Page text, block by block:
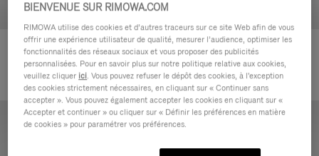
Groove - Cuir Pochette zippée
420,00 €
Groove - Cuir Pochette zippée
420,00 €
Nouveauté
BIENVENUE SUR RIMOWA.COM
RIMOWA utilise des cookies et d’autres traceurs sur ce site Web afin de vous
offrir une expérience utilisateur de qualité, mesurer l’audience, optimiser les
fonctionnalités des réseaux sociaux et vous proposer des publicités
personnalisées. Pour en savoir plus sur notre politique relative aux cookies,
veuillez cliquer ici. Vous pouvez refuser le dépôt des cookies, à l'exception
des cookies strictement nécessaires, en cliquant sur « Continuer sans
accepter ». Vous pouvez également accepter les cookies en cliquant sur «
Accepter et continuer » ou cliquer sur « Définir les préférences en matière
de cookies » pour paramétrer vos préférences.